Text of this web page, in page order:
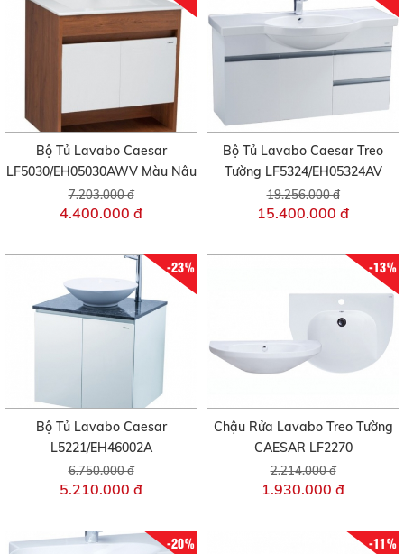
Bộ Tủ Lavabo Caesar
LF5030/EH05030AWV Màu Nâu
7.203.000 đ
4.400.000 đ
Bộ Tủ Lavabo Caesar Treo
Tường LF5324/EH05324AV
19.256.000 đ
15.400.000 đ
-23%
Bộ Tủ Lavabo Caesar
L5221/EH46002A
6.750.000 đ
5.210.000 đ
-13%
Chậu Rửa Lavabo Treo Tường
CAESAR LF2270
2.214.000 đ
1.930.000 đ
-20% -11%